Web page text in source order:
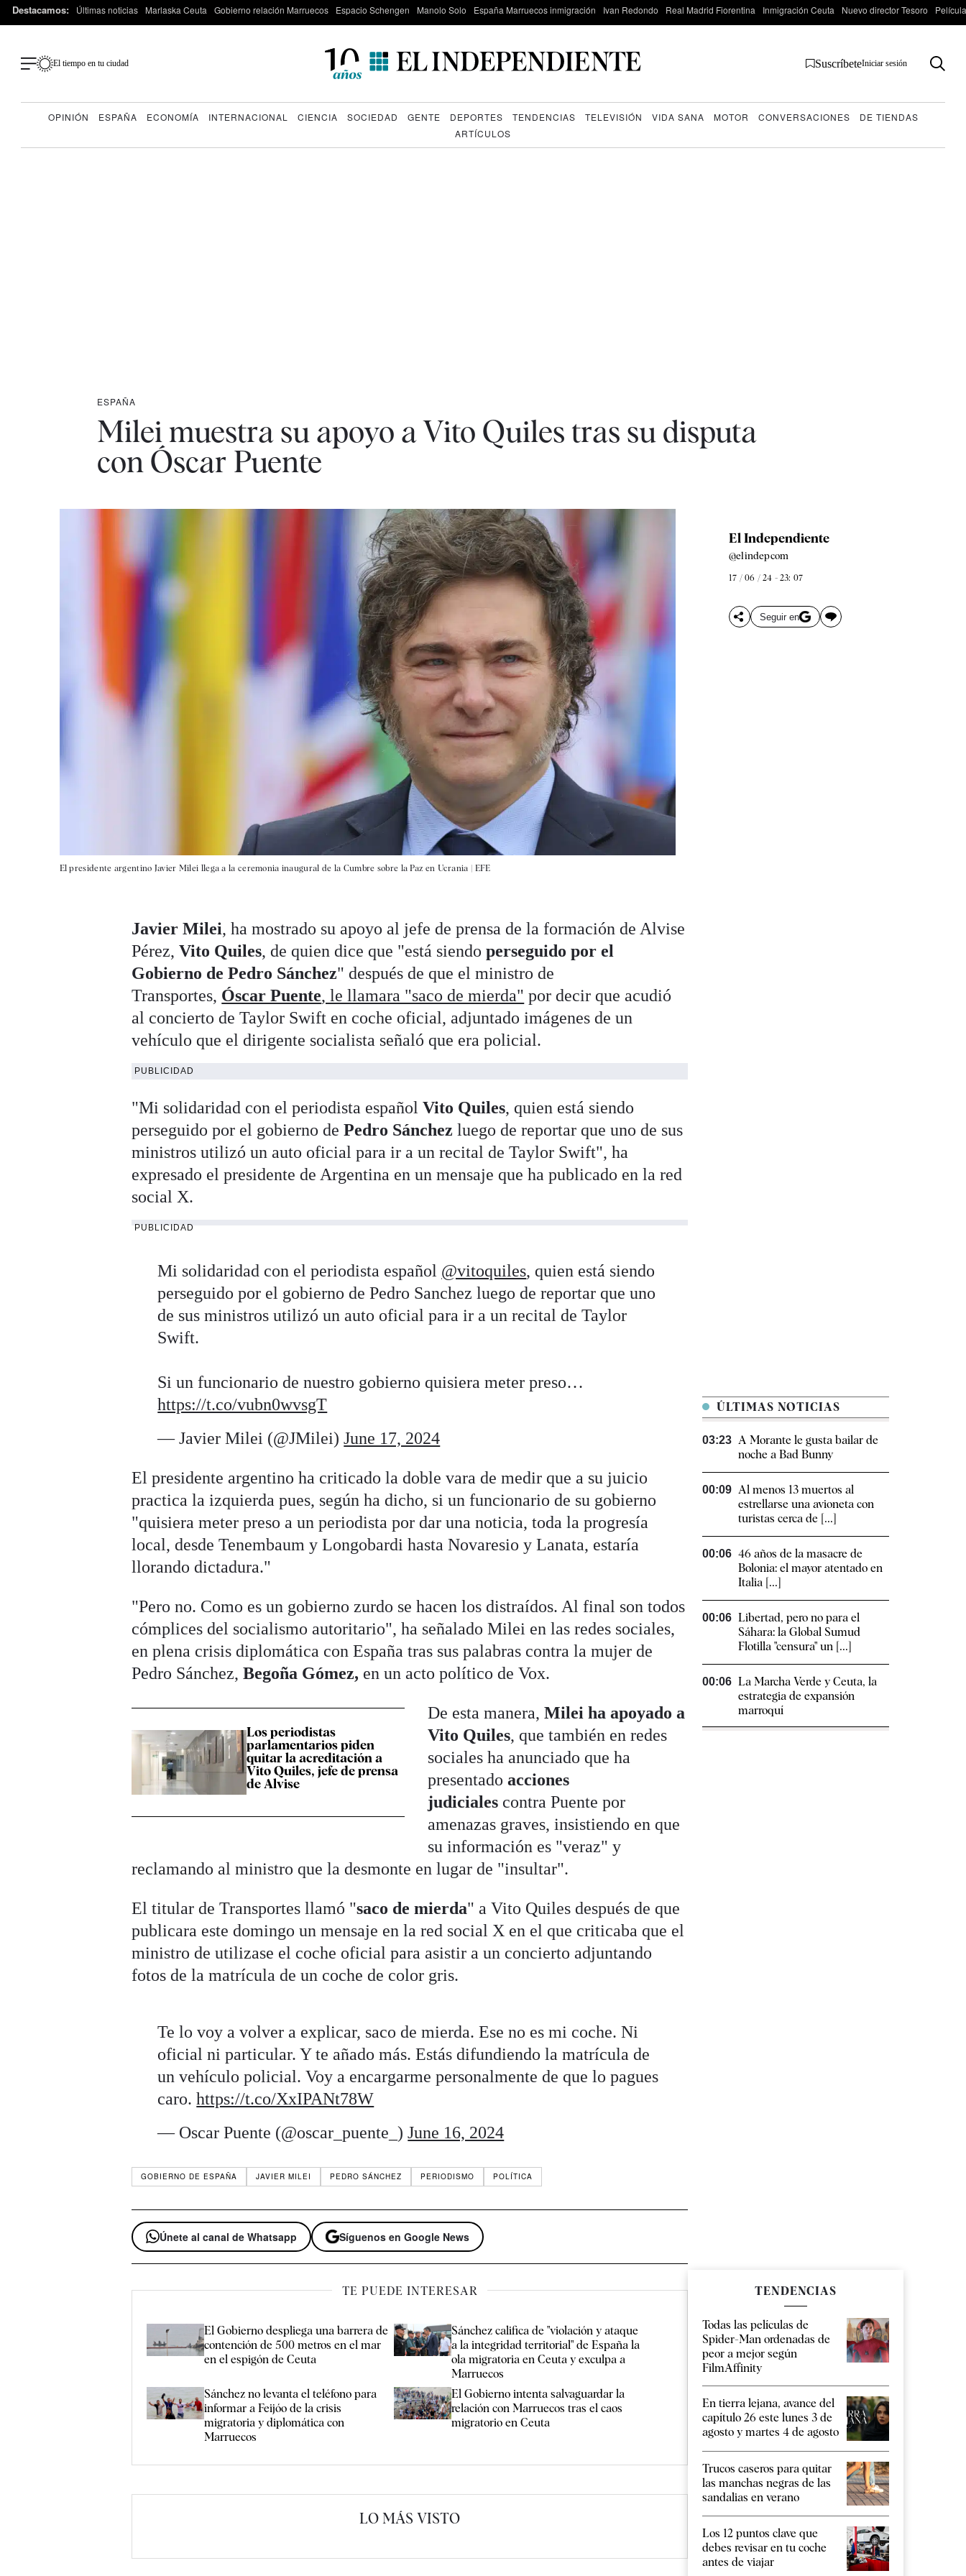
Destacamos: Últimas noticias Marlaska Ceuta Gobierno relación Marruecos Espacio Schengen Manolo Solo España Marruecos inmigración Ivan Redondo Real Madrid Fiorentina Inmigración Ceuta Nuevo director Tesoro
El tiempo en tu ciudad SuscríbeteIniciar sesión
OPINIÓN ESPAÑA ECONOMÍA INTERNACIONAL CIENCIA SOCIEDAD GENTE DEPORTES TENDENCIAS TELEVISIÓN VIDA SANA MOTOR CONVERSACIONES
DE TIENDAS
ARTÍCULOS
ESPAÑA
Milei muestra su apoyo a Vito Quiles tras su disputa
con Óscar Puente
El presidente argentino Javier Milei llega a la ceremonia inaugural de la Cumbre sobre la Paz en Ucrania | EFE
El Independiente
@elindepcom
17 / 06 / 24 - 23: 07
Seguir en
Javier Milei, ha mostrado su apoyo al jefe de prensa de la formación de Alvise
Pérez,Vito Quiles, de quien dice que "está siendoperseguido por el
Gobierno de Pedro Sánchez" después de que el ministro de
Transportes, Óscar Puente, le llamara "saco de mierda" por decir que acudió
al concierto de Taylor Swift en coche oficial, adjuntado imágenes de un
vehículo que el dirigente socialista señaló que era policial.
PUBLICIDAD
"Mi solidaridad con el periodista españolVito Quiles, quien está siendo
perseguido por el gobierno dePedro Sánchez luego de reportar que uno de sus
ministros utilizó un auto oficial para ir a un recital de Taylor Swift", ha
expresado el presidente de Argentina en un mensaje que ha publicado en la red
social X.
PUBLICIDAD
Mi solidaridad con el periodista español @vitoquiles, quien está siendo
perseguido por el gobierno de Pedro Sanchez luego de reportar que uno
de sus ministros utilizó un auto oficial para ir a un recital de Taylor
Swift.
Si un funcionario de nuestro gobierno quisiera meter preso…
https://t.co/vubn0wvsgT
— Javier Milei (@JMilei)June 17, 2024
El presidente argentino ha criticado la doble vara de medir que a su juicio
practica la izquierda pues, según ha dicho, si un funcionario de su gobierno
"quisiera meter preso a un periodista por dar una noticia, toda la progresía
local, desde Tenembaum y Longobardi hasta Novaresio y Lanata, estaría
llorando dictadura."
"Pero no. Como es un gobierno zurdo se hacen los distraídos. Al final son todos
cómplices del socialismo autoritario", ha señalado Milei en las redes sociales,
en plena crisis diplomática con España tras sus palabras contra la mujer de
Pedro Sánchez,Begoña Gómez, en un acto político de Vox.
Los periodistas
parlamentarios piden
quitar la acreditación a
Vito Quiles, jefe de prensa
de Alvise
De esta manera,Milei ha apoyado a
Vito Quiles, que también en redes
sociales ha anunciado que ha
presentadoacciones
judiciales contra Puente por
amenazas graves, insistiendo en que
su información es "veraz" y
reclamando al ministro que la desmonte en lugar de "insultar".
El titular de Transportes llamó "saco de mierda" a Vito Quiles después de que
publicara este domingo un mensaje en la red social X en el que criticaba que el
ministro de utilizase el coche oficial para asistir a un concierto adjuntando
fotos de la matrícula de un coche de color gris.
Te lo voy a volver a explicar, saco de mierda. Ese no es mi coche. Ni
oficial ni particular. Y te añado más. Estás difundiendo la matrícula de
un vehículo policial. Voy a encargarme personalmente de que lo pagues
caro.https://t.co/XxIPANt78W
— Oscar Puente (@oscar_puente_)June 16, 2024
GOBIERNO DE ESPAÑA JAVIER MILEI PEDRO SÁNCHEZ PERIODISMO POLÍTICA
Únete al canal de Whatsapp Síguenos en Google News
TE PUEDE INTERESAR
El Gobierno despliega una barrera de
contención de 500 metros en el mar
en el espigón de Ceuta
Sánchez califica de "violación y ataque
a la integridad territorial" de España la
ola migratoria en Ceuta y exculpa a
Marruecos
Sánchez no levanta el teléfono para
informar a Feijóo de la crisis
migratoria y diplomática con
Marruecos
El Gobierno intenta salvaguardar la
relación con Marruecos tras el caos
migratorio en Ceuta
LO MÁS VISTO
ÚLTIMAS NOTICIAS
03:23 A Morante le gusta bailar de
noche a Bad Bunny
00:09 Al menos 13 muertos al
estrellarse una avioneta con
turistas cerca de [...]
00:06 46 años de la masacre de
Bolonia: el mayor atentado en
Italia [...]
00:06 Libertad, pero no para el
Sáhara: la Global Sumud
Flotilla "censura" un [...]
00:06 La Marcha Verde y Ceuta, la
estrategia de expansión
marroquí
TENDENCIAS
Todas las películas de
Spider-Man ordenadas de
peor a mejor según
FilmAffinity
En tierra lejana, avance del
capítulo 26 este lunes 3 de
agosto y martes 4 de agosto
Trucos caseros para quitar
las manchas negras de las
sandalias en verano
Los 12 puntos clave que
debes revisar en tu coche
antes de viajar